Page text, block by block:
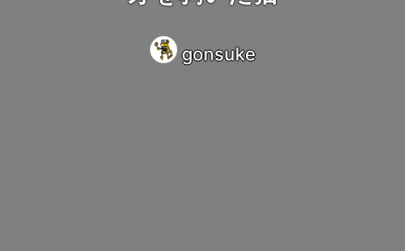
gonsuke